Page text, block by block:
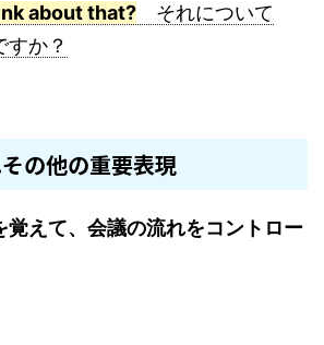
about that? それについて
すか？
の他の重要表現
覚えて、会議の流れをコントロー